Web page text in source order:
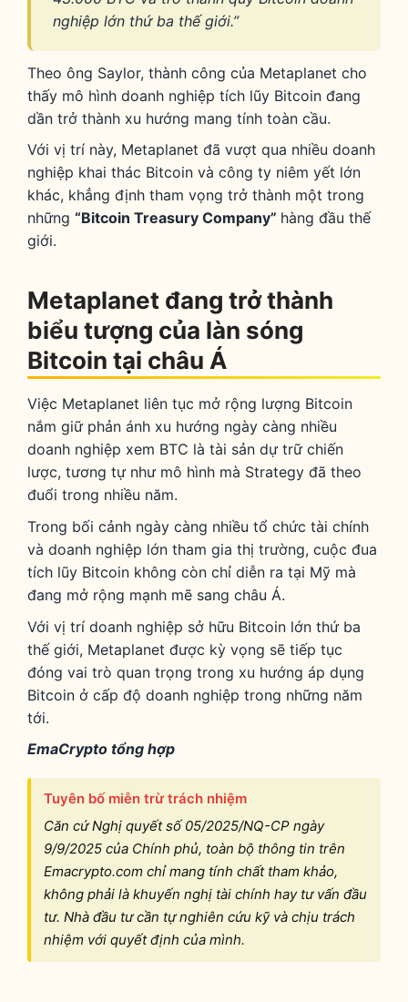
nghiệp lớn thứ ba thế giới.”
Theo ông Saylor, thành công của Metaplanet cho
thấy mô hình doanh nghiệp tích lũy Bitcoin đang
dần trở thành xu hướng mang tính toàn cầu.
Với vị trí này, Metaplanet đã vượt qua nhiều doanh
nghiệp khai thác Bitcoin và công ty niêm yết lớn
khác, khẳng định tham vọng trở thành một trong
những “Bitcoin Treasury Company” hàng đầu thế
giới.
Metaplanet đang trở thành
biểu tượng của làn sóng
Bitcoin tại châu Á
Việc Metaplanet liên tục mở rộng lượng Bitcoin
nắm giữ phản ánh xu hướng ngày càng nhiều
doanh nghiệp xem BTC là tài sản dự trữ chiến
lược, tương tự như mô hình mà Strategy đã theo
đuổi trong nhiều năm.
Trong bối cảnh ngày càng nhiều tổ chức tài chính
và doanh nghiệp lớn tham gia thị trường, cuộc đua
tích lũy Bitcoin không còn chỉ diễn ra tại Mỹ mà
đang mở rộng mạnh mẽ sang châu Á.
Với vị trí doanh nghiệp sở hữu Bitcoin lớn thứ ba
thế giới, Metaplanet được kỳ vọng sẽ tiếp tục
đóng vai trò quan trọng trong xu hướng áp dụng
Bitcoin ở cấp độ doanh nghiệp trong những năm
tới.
EmaCrypto tổng hợp
Tuyên bố miễn trừ trách nhiệm
Căn cứ Nghị quyết số 05/2025/NQ-CP ngày
9/9/2025 của Chính phủ, toàn bộ thông tin trên
Emacrypto.com chỉ mang tính chất tham khảo,
không phải là khuyến nghị tài chính hay tư vấn đầu
tư. Nhà đầu tư cần tự nghiên cứu kỹ và chịu trách
nhiệm với quyết định của mình.